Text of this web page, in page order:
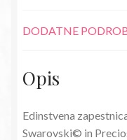
DODATNE
Opis
Edinstvena
Swarovski© in